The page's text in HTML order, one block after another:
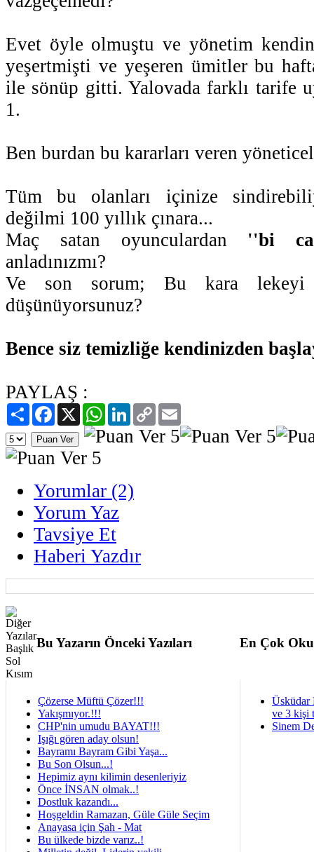
Evet öyle olmuştu ve yönetim
yeşertmişti ve yeşeren ümitler bu
ile sönüp gitti. Yalovada farklı tarife
1.
Ben burdan bu kararları veren
Tüm bu olanları içinize
değilmi 100 yıllık çınara...
Maç satan oyunculardan ''bi
anladınızmı?
Ve son sorum; Bu kara lekeyi
düşünüyorsunuz?
Bence siz temizliğe kendinizden
PAYLAŞ :
PaylaşFacebook
X WhatsAppLinkedIn
Copy
Link
Yorumlar (2)
Yorum Yaz
Tavsiye Et
Haberi Yazdır
Bu Yazarın Önceki Yazıları En Çok
Çözerse Müftü Çözer!!!
Yakışmıyor.!!!
CHP'nin umudu BAYAT!!!
Işığı gören aday olsun!
Bayramı Bayram Gibi Yaşa...
Bu Son Olsun...!
Hepimiz aynı kilimin desenleriyiz
Önce İNSAN olmak..!
Dostluk kazandı...
Hoşgeldin Ramazan, Güle Güle Seçim
Anayasa için Şah - Mat
Bu ülkede bizde varız..!
Üsküdar
ve 3 kişi
Sinem